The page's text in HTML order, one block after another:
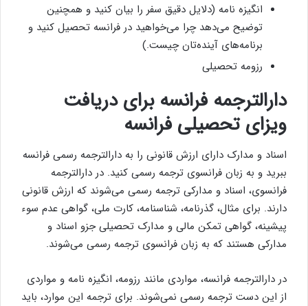
انگیزه نامه (دلایل دقیق سفر را بیان کنید و همچنین
توضیح می‌دهد چرا می‌خواهید در فرانسه تحصیل کنید و
برنامه‌های آینده‌تان چیست.)
رزومه تحصیلی
دارالترجمه فرانسه برای دریافت
ویزای تحصیلی فرانسه
اسناد و مدارک دارای ارزش قانونی را به دارالترجمه رسمی فرانسه
ببرید و به زبان فرانسوی ترجمه رسمی کنید. در دارالترجمه
فرانسوی، اسناد و مدارکی ترجمه رسمی می‌شوند که ارزش قانونی
دارند. برای مثال، گذرنامه، شناسنامه، کارت ملی، گواهی عدم سوء
پیشینه، گواهی تمکن مالی و مدارک تحصیلی جزو اسناد و
مدارکی هستند که به زبان فرانسوی ترجمه رسمی می‌شوند.
در دارالترجمه فرانسه، مواردی مانند رزومه، انگیزه نامه و مواردی
از این دست ترجمه رسمی نمی‌شوند. برای ترجمه این موارد، باید